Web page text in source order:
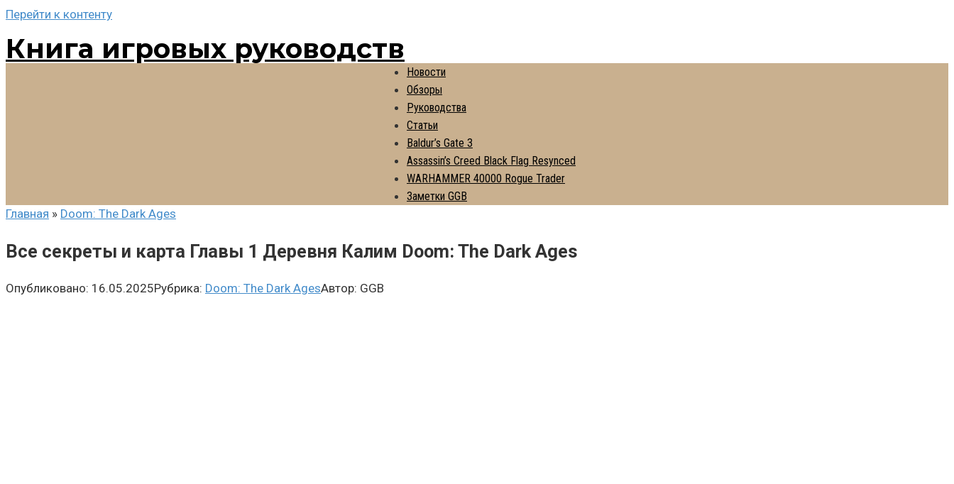
Перейти к контенту
Книга игровых руководств
Новости
Обзоры
Руководства
Статьи
Baldur’s Gate 3
Assassin’s Creed Black Flag Resynced
WARHAMMER 40000 Rogue Trader
Заметки GGB
Главная » Doom: The Dark Ages
Все секреты и карта Главы 1 Деревня Калим Doom: The Dark Ages
Опубликовано: 16.05.2025Рубрика: Doom: The Dark AgesАвтор: GGB